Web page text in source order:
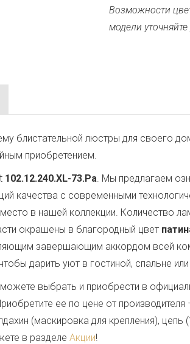
Возможности
модели
блистательной люстры для своего
приобретением.
102.12.240.XL-73.Pa. Мы предлагаем
качества с современными
в нашей коллекции. Количество
окрашены в благородный цвет
завершающим аккордом всей
дарить уют в гостиной, спальне или
выбрать и приобрести в
ее по цене от производителя
(маскировка для крепления),
в разделе Акции!